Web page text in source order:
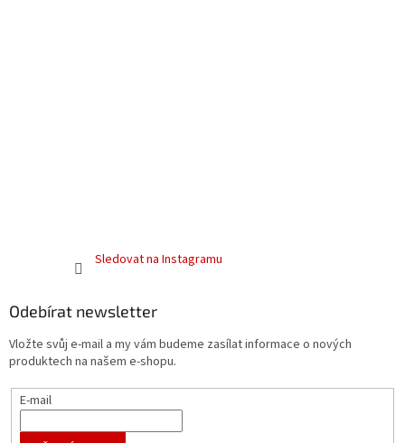
Sledovat na Instagramu
Odebírat newsletter
Vložte svůj e-mail a my vám budeme zasílat informace o nových
produktech na našem e-shopu.
E-mail